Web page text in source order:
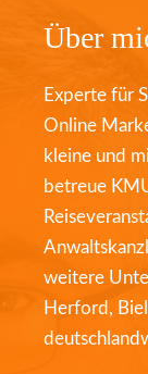
Über
Experte für
Online
kleine und
betreue
weitere
Herford,